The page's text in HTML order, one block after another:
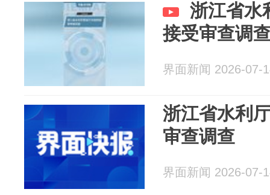
浙江省水
接受审查调
界面新闻 2026-07-
浙江省水利
审查调查
界面新闻 2026-07-